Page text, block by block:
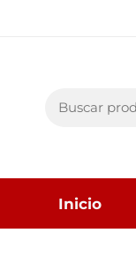
Inicio